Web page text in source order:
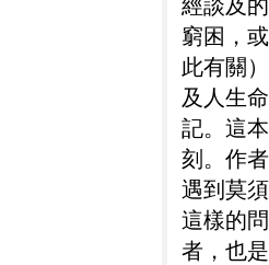
窮困，
此有關
及人生
記。這
刻。作
遇到莫
這樣的
者，也